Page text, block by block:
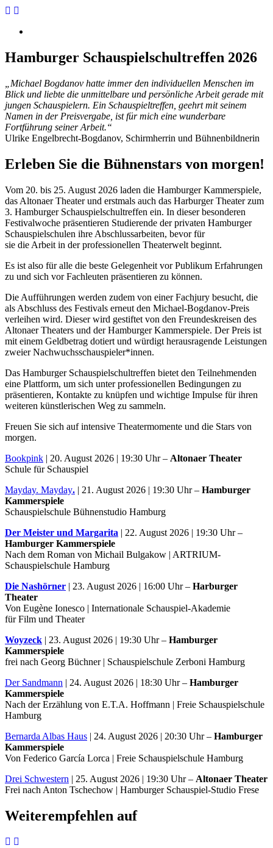
Hamburger Schauspielschultreffen 2026
„Michael Bogdanov hatte immer den individuellen Menschen im
Blick und liebte die unmittelbare und persönliche Arbeit gerade mit
jungen Schauspielern. Ein Schauspieltreffen, geehrt mit seinem
Namen in der Preisvergabe, ist für mich eine wunderbare
Fortführung seiner Arbeit.“
Ulrike Engelbrecht-Bogdanov, Schirmherrin und Bühnenbildnerin
Erleben Sie die Bühnenstars von morgen!
Vom 20. bis 25. August 2026 laden die Hamburger Kammerspiele,
das Altonaer Theater und erstmals auch das Harburger Theater zum
3. Hamburger Schauspielschultreffen ein. In dieser besonderen
Festivalwoche präsentieren Studierende der privaten Hamburger
Schauspielschulen ihre Abschlussarbeiten, bevor für
sie die Arbeit in der professionellen Theaterwelt beginnt.
Es ist also für alle die beste Gelegenheit vor Publikum Erfahrungen
zu und sich vor Fachleuten präsentieren zu können.
Die Aufführungen werden zudem von einer Fachjury besucht, die
als Abschluss des Festivals erneut den Michael-Bogdanov-Preis
verleihen wird. Dieser wird gestiftet von den Freundeskreisen des
Altonaer Theaters und der Hamburger Kammerspiele. Der Preis ist
mit einem Geldbetrag dotiert und würdigt herausragende Leistungen
zweier Nachwuchsschauspieler*innen.
Das Hamburger Schauspielschultreffen bietet den Teilnehmenden
eine Plattform, um sich unter professionellen Bedingungen zu
präsentieren, Kontakte zu knüpfen und wichtige Impulse für ihren
weiteren künstlerischen Weg zu sammeln.
Freuen Sie sich auf intensive Theatermomente und die Stars von
morgen.
Bookpink | 20. August 2026 | 19:30 Uhr – Altonaer Theater
Schule für Schauspiel
Mayday. Mayday. | 21. August 2026 | 19:30 Uhr – Hamburger
Kammerspiele
Schauspielschule Bühnenstudio Hamburg
Der Meister und Margarita | 22. August 2026 | 19:30 Uhr –
Hamburger Kammerspiele
Nach dem Roman von Michail Bulgakow | ARTRIUM-
Schauspielschule Hamburg
Die Nashörner | 23. August 2026 | 16:00 Uhr – Harburger
Theater
Von Eugène Ionesco | Internationale Schauspiel-Akademie
für Film und Theater
Woyzeck | 23. August 2026 | 19:30 Uhr – Hamburger
Kammerspiele
frei nach Georg Büchner | Schauspielschule Zerboni Hamburg
Der Sandmann | 24. August 2026 | 18:30 Uhr – Hamburger
Kammerspiele
Nach der Erzählung von E.T.A. Hoffmann | Freie Schauspielschule
Hamburg
Bernarda Albas Haus | 24. August 2026 | 20:30 Uhr – Hamburger
Kammerspiele
Von Federico García Lorca | Freie Schauspielschule Hamburg
Drei Schwestern | 25. August 2026 | 19:30 Uhr – Altonaer Theater
Frei nach Anton Tschechow | Hamburger Schauspiel-Studio Frese
Weiterempfehlen auf